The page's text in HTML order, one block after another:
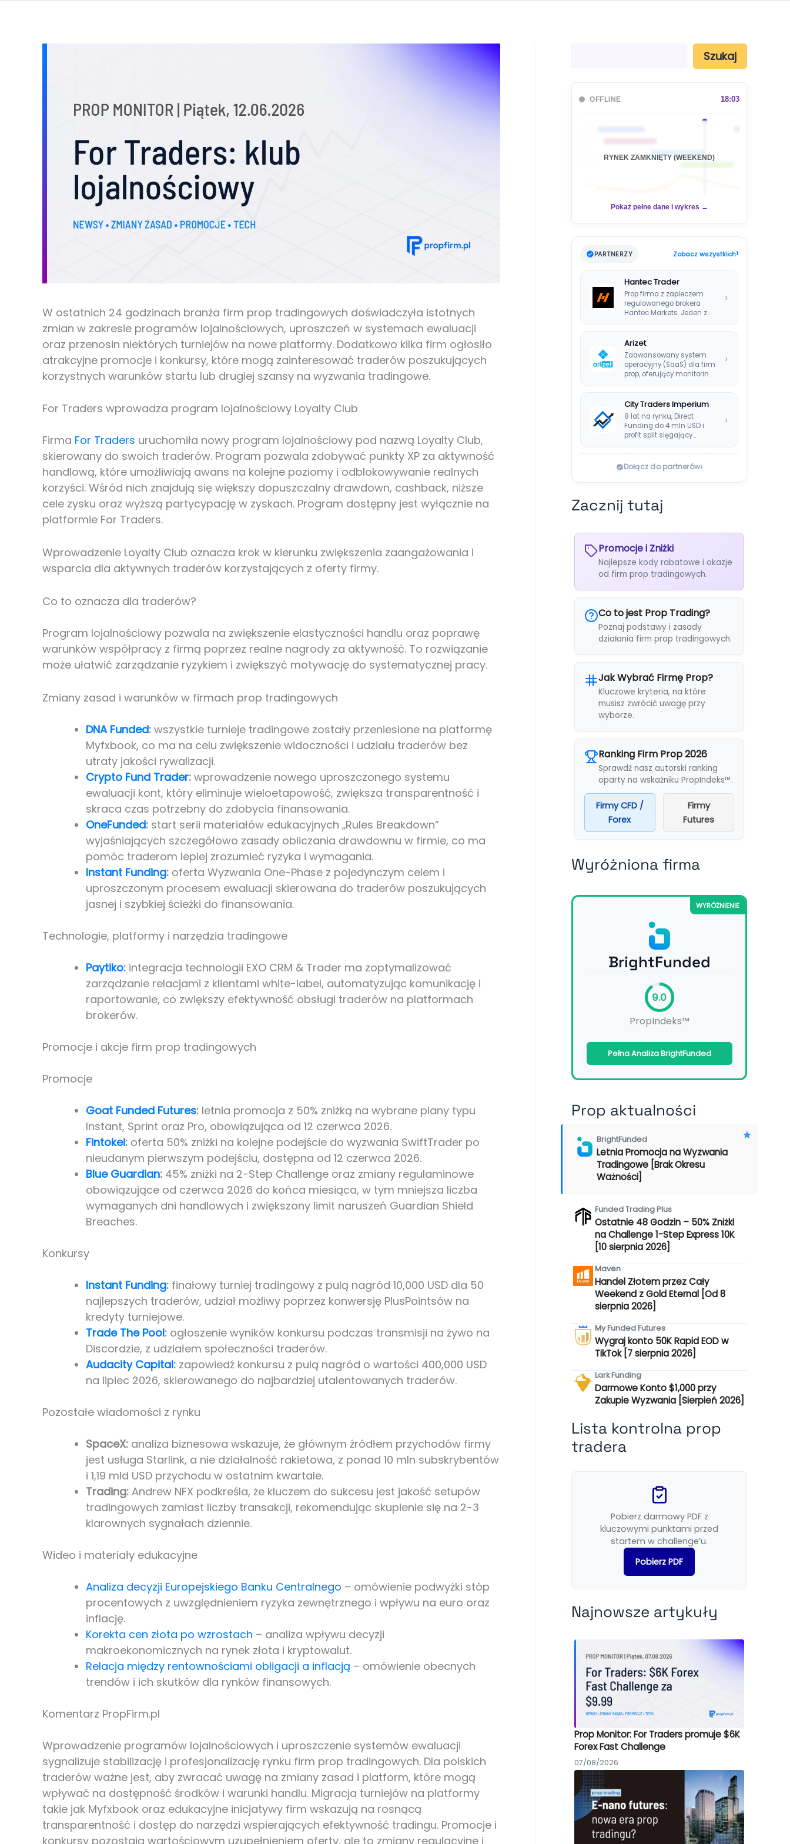
W ostatnich 24 godzinach branża firm prop tradingowych doświadczyła istotnych
zmian w zakresie programów lojalnościowych, uproszczeń w systemach ewaluacji
oraz przenosin niektórych turniejów na nowe platformy. Dodatkowo kilka firm ogłosiło
atrakcyjne promocje i konkursy, które mogą zainteresować traderów poszukujących
korzystnych warunków startu lub drugiej szansy na wyzwania tradingowe.
For Traders wprowadza program lojalnościowy Loyalty Club
Firma For Traders uruchomiła nowy program lojalnościowy pod nazwą Loyalty Club,
skierowany do swoich traderów. Program pozwala zdobywać punkty XP za aktywność
handlową, które umożliwiają awans na kolejne poziomy i odblokowywanie realnych
korzyści. Wśród nich znajdują się większy dopuszczalny drawdown, cashback, niższe
cele zysku oraz wyższą partycypację w zyskach. Program dostępny jest wyłącznie na
platformie For Traders.
Wprowadzenie Loyalty Club oznacza krok w kierunku zwiększenia zaangażowania i
wsparcia dla aktywnych traderów korzystających z oferty firmy.
Co to oznacza dla traderów?
Program lojalnościowy pozwala na zwiększenie elastyczności handlu oraz poprawę
warunków współpracy z firmą poprzez realne nagrody za aktywność. To rozwiązanie
może ułatwić zarządzanie ryzykiem i zwiększyć motywację do systematycznej pracy.
Zmiany zasad i warunków w firmach prop tradingowych
DNA Funded: wszystkie turnieje tradingowe zostały przeniesione na platformę
Myfxbook, co ma na celu zwiększenie widoczności i udziału traderów bez
utraty jakości rywalizacji.
Crypto Fund Trader: wprowadzenie nowego uproszczonego systemu
ewaluacji kont, który eliminuje wieloetapowość, zwiększa transparentność i
skraca czas potrzebny do zdobycia finansowania.
OneFunded: start serii materiałów edukacyjnych „Rules Breakdown”
wyjaśniających szczegółowo zasady obliczania drawdownu w firmie, co ma
pomóc traderom lepiej zrozumieć ryzyka i wymagania.
Instant Funding: oferta Wyzwania One-Phase z pojedynczym celem i
uproszczonym procesem ewaluacji skierowana do traderów poszukujących
jasnej i szybkiej ścieżki do finansowania.
Technologie, platformy i narzędzia tradingowe
Paytiko: integracja technologii EXO CRM & Trader ma zoptymalizować
zarządzanie relacjami z klientami white-label, automatyzując komunikację i
raportowanie, co zwiększy efektywność obsługi traderów na platformach
brokerów.
Promocje i akcje firm prop tradingowych
Promocje
Goat Funded Futures: letnia promocja z 50% zniżką na wybrane plany typu
Instant, Sprint oraz Pro, obowiązująca od 12 czerwca 2026.
Fintokei: oferta 50% zniżki na kolejne podejście do wyzwania SwiftTrader po
nieudanym pierwszym podejściu, dostępna od 12 czerwca 2026.
Blue Guardian: 45% zniżki na 2-Step Challenge oraz zmiany regulaminowe
obowiązujące od czerwca 2026 do końca miesiąca, w tym mniejsza liczba
wymaganych dni handlowych i zwiększony limit naruszeń Guardian Shield
Breaches.
Konkursy
Instant Funding: finałowy turniej tradingowy z pulą nagród 10,000 USD dla 50
najlepszych traderów, udział możliwy poprzez konwersję PlusPointsów na
kredyty turniejowe.
Trade The Pool: ogłoszenie wyników konkursu podczas transmisji na żywo na
Discordzie, z udziałem społeczności traderów.
Audacity Capital: zapowiedź konkursu z pulą nagród o wartości 400,000 USD
na lipiec 2026, skierowanego do najbardziej utalentowanych traderów.
Pozostałe wiadomości z rynku
SpaceX: analiza biznesowa wskazuje, że głównym źródłem przychodów firmy
jest usługa Starlink, a nie działalność rakietowa, z ponad 10 mln subskrybentów
i 1,19 mld USD przychodu w ostatnim kwartale.
Trading: Andrew NFX podkreśla, że kluczem do sukcesu jest jakość setupów
tradingowych zamiast liczby transakcji, rekomendując skupienie się na 2-3
klarownych sygnałach dziennie.
Wideo i materiały edukacyjne
Analiza decyzji Europejskiego Banku Centralnego – omówienie podwyżki stóp
procentowych z uwzględnieniem ryzyka zewnętrznego i wpływu na euro oraz
inflację.
Korekta cen złota po wzrostach – analiza wpływu decyzji
makroekonomicznych na rynek złota i kryptowalut.
Relacja między rentownościami obligacji a inflacją – omówienie obecnych
trendów i ich skutków dla rynków finansowych.
Komentarz PropFirm.pl
Wprowadzenie programów lojalnościowych i uproszczenie systemów ewaluacji
sygnalizuje stabilizację i profesjonalizację rynku firm prop tradingowych. Dla polskich
traderów ważne jest, aby zwracać uwagę na zmiany zasad i platform, które mogą
wpływać na dostępność środków i warunki handlu. Migracja turniejów na platformy
takie jak Myfxbook oraz edukacyjne inicjatywy firm wskazują na rosnącą
transparentność i dostęp do narzędzi wspierających efektywność tradingu. Promocje i
konkursy pozostają wartościowym uzupełnieniem oferty, ale to zmiany regulacyjne i
Szukaj
OFFLINE 18:03
RYNEK ZAMKNIĘTY (WEEKEND)
Pokaż pełne dane i wykres →
PARTNERZY Zobacz wszystkich›
Hantec Trader
Prop firma z zapleczem
regulowanego brokera
Hantec Markets. Jeden z
wyborów dla polskich…
›
Arizet
Zaawansowany system
operacyjny (SaaS) dla firm
prop, oferujący monitoring
rzeczywistym i…
›
City Traders Imperium
8 lat na rynku, Direct
Funding do 4 mln USD i
profit split sięgający…
›
Dołącz do partnerów›
Zacznij tutaj
Promocje i Zniżki
Najlepsze kody rabatowe i okazje
od firm prop tradingowych.
Co to jest Prop Trading?
Poznaj podstawy i zasady
działania firm prop tradingowych.
Jak Wybrać Firmę Prop?
Kluczowe kryteria, na które
musisz zwrócić uwagę przy
wyborze.
Ranking Firm Prop 2026
Sprawdź nasz autorski ranking
oparty na wskaźniku PropIndeks™.
Firmy CFD /
Forex
Firmy
Futures
Wyróżniona firma
WYRÓŻNIENIE
BrightFunded
9.0
PropIndeks™
Pełna Analiza BrightFunded
Prop aktualności
BrightFunded
Letnia Promocja na Wyzwania
Tradingowe [Brak Okresu
Ważności]
Funded Trading Plus
Ostatnie 48 Godzin – 50% Zniżki
na Challenge 1-Step Express 10K
[10 sierpnia 2026]
Maven
Handel Złotem przez Cały
Weekend z Gold Eternal [Od 8
sierpnia 2026]
My Funded Futures
Wygraj konto 50K Rapid EOD w
TikTok [7 sierpnia 2026]
Lark Funding
Darmowe Konto $1,000 przy
Zakupie Wyzwania [Sierpień 2026]
Lista kontrolna prop
tradera
Pobierz darmowy PDF z
kluczowymi punktami przed
startem w challenge’u.
Pobierz PDF
Najnowsze artykuły
Prop Monitor: For Traders promuje $6K
Forex Fast Challenge
07/08/2026